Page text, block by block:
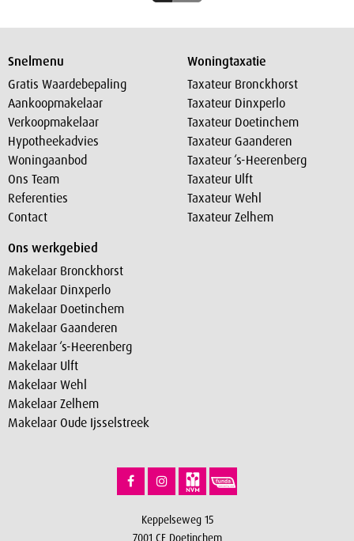
Snelmenu
Gratis Waardebepaling
Aankoopmakelaar
Verkoopmakelaar
Hypotheekadvies
Woningaanbod
Ons Team
Referenties
Contact
Woningtaxatie
Taxateur Bronckhorst
Taxateur Dinxperlo
Taxateur Doetinchem
Taxateur Gaanderen
Taxateur ‘s-Heerenberg
Taxateur Ulft
Taxateur Wehl
Taxateur Zelhem
Ons werkgebied
Makelaar Bronckhorst
Makelaar Dinxperlo
Makelaar Doetinchem
Makelaar Gaanderen
Makelaar ‘s-Heerenberg
Makelaar Ulft
Makelaar Wehl
Makelaar Zelhem
Makelaar Oude Ijsselstreek
Keppelseweg 15
7001 CE Doetinchem